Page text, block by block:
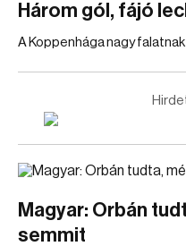
Három gól, fájó
A Koppenhága nagy
Magyar: Orbán
semmit